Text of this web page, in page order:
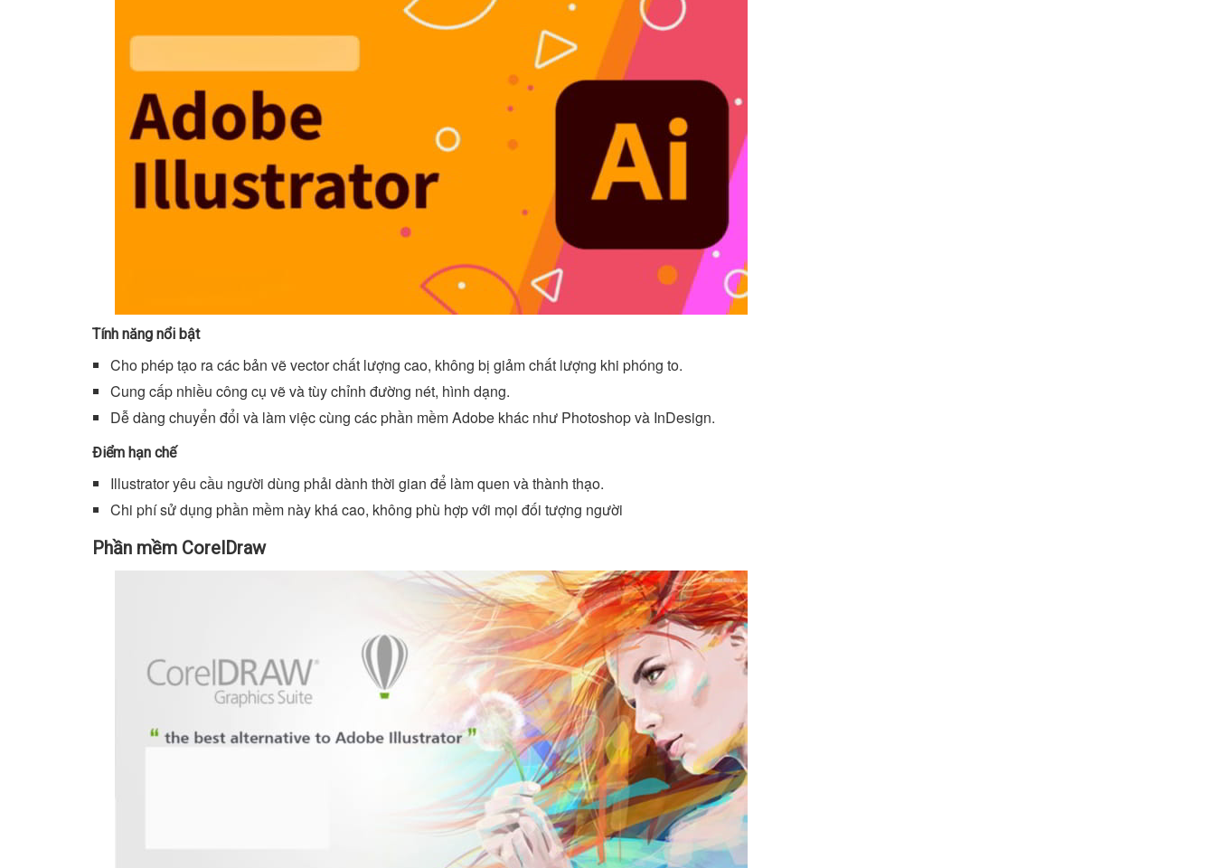
Tính năng nổi bật
Cho phép tạo ra các bản vẽ vector chất lượng cao, không bị giảm chất lượng khi phóng to.
Cung cấp nhiều công cụ vẽ và tùy chỉnh đường nét, hình dạng.
Dễ dàng chuyển đổi và làm việc cùng các phần mềm Adobe khác như Photoshop và InDesign.
Điểm hạn chế
Illustrator yêu cầu người dùng phải dành thời gian để làm quen và thành thạo.
Chi phí sử dụng phần mềm này khá cao, không phù hợp với mọi đối tượng người
Phần mềm CorelDraw